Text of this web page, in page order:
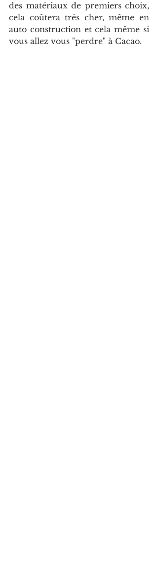
des matériaux de premiers choix,
cela coûtera très cher, même en
auto construction et cela même si
vous allez vous "perdre" à Cacao.